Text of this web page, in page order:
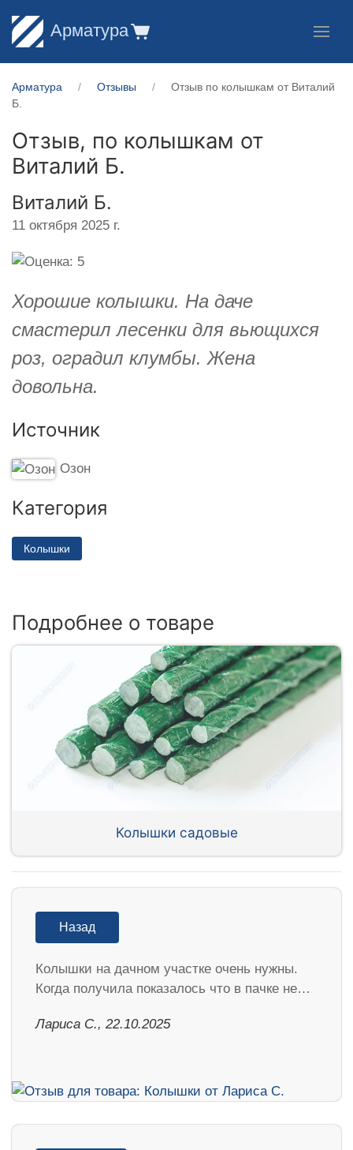
Арматура
Арматура Отзывы
Отзыв по колышкам от Виталий
Б.
Отзыв, по колышкам от
Виталий Б.
Виталий Б.
11 октября 2025 г.
Хорошие колышки. На даче
смастерил лесенки для вьющихся
роз, оградил клумбы. Жена
довольна.
Источник
Озон
Категория
Колышки
Подробнее о товаре
Колышки садовые
Назад
Колышки на дачном участке очень нужны.
Когда получила показалось что в пачке не…
Лариса С., 22.10.2025